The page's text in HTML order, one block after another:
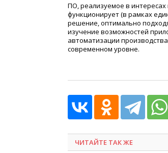
ПО, реализуемое в интересах
функционирует (в рамках
решение, оптимально
изучение возможностей
автоматизации
современном уровне.
ЧИТАЙТЕ ТАК ЖЕ